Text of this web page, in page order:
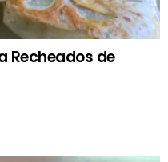
Recheados de